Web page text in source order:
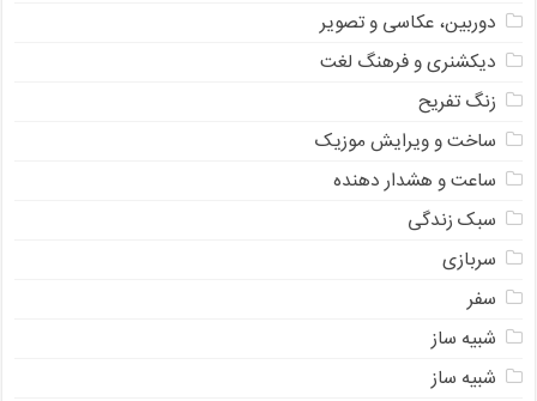
دوربین، عکاسی و تصویر
دیکشنری و فرهنگ لغت
زنگ تفریح
ساخت و ویرایش موزیک
ساعت و هشدار دهنده
سبک زندگی
سربازی
سفر
شبیه ساز
شبیه ساز